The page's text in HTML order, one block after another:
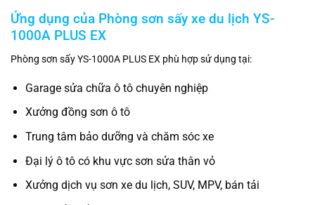
Ứng dụng của Phòng sơn sấy xe du lịch YS-
1000A PLUS EX
Phòng sơn sấy YS-1000A PLUS EX phù hợp sử dụng tại:
Garage sửa chữa ô tô chuyên nghiệp
Xưởng đồng sơn ô tô
Trung tâm bảo dưỡng và chăm sóc xe
Đại lý ô tô có khu vực sơn sửa thân vỏ
Xưởng dịch vụ sơn xe du lịch, SUV, MPV, bán tải